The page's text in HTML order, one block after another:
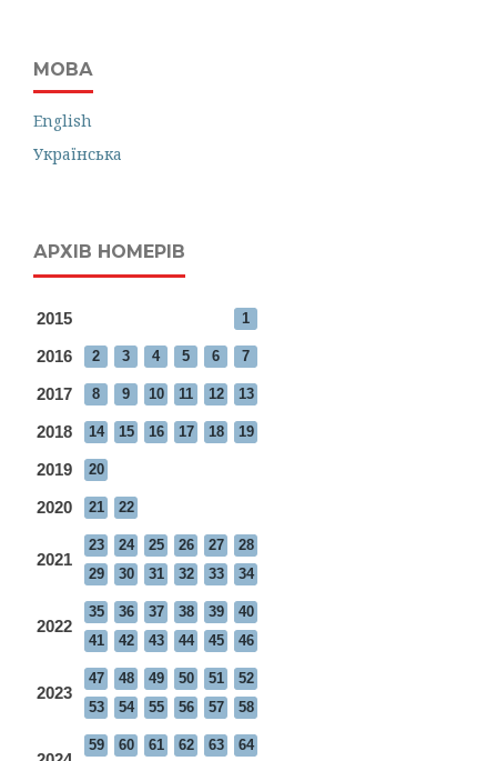
МОВА
English
Українська
АРХІВ НОМЕРІВ
2015 1
2016 2 3 4 5 6 7
2017 8 9 10 11 12 13
2018 14 15 16 17 18 19
2019 20
2020 21 22
2021
23 24 25 26 27
28
29
30 31 32 33 34
2022
35 36 37 38 39
40
41
42 43 44 45 46
2023
47 48 49 50 51
52
53
54 55 56 57 58
59 60 61 62 63 64